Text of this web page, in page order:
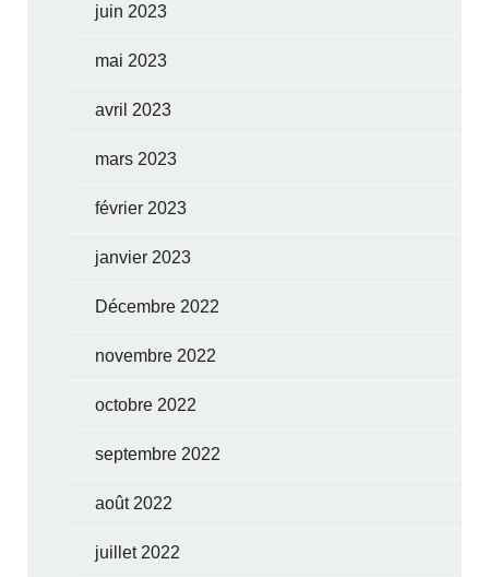
juin 2023
mai 2023
avril 2023
mars 2023
février 2023
janvier 2023
Décembre 2022
novembre 2022
octobre 2022
septembre 2022
août 2022
juillet 2022